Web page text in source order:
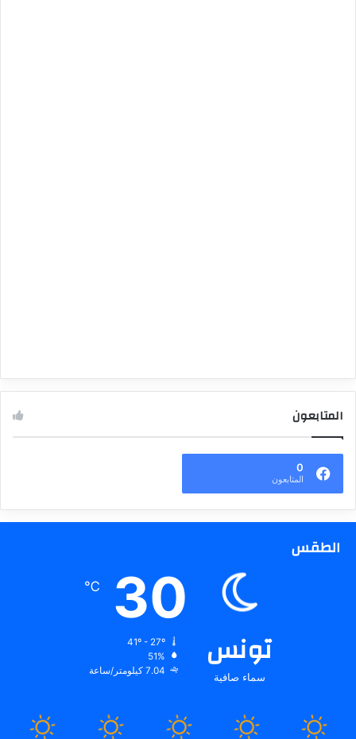
المتابعون
0
المتابعون
الطقس
تونس
سماء صافية
30
℃
51%
7.04 كيلومتر/ساعة